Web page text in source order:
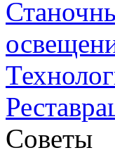
Советы